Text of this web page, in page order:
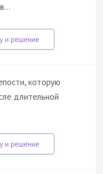
которую
длительной